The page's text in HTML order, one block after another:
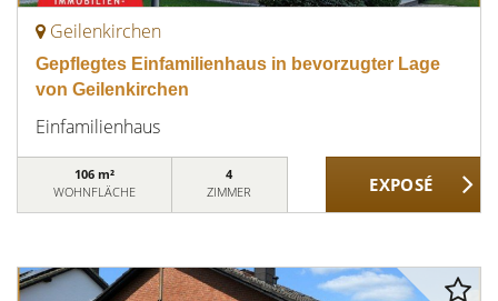
Geilenkirchen
Gepflegtes Einfamilienhaus in bevorzugter Lage
von Geilenkirchen
Einfamilienhaus
106 m²
WOHNFLÄCHE
4
ZIMMER